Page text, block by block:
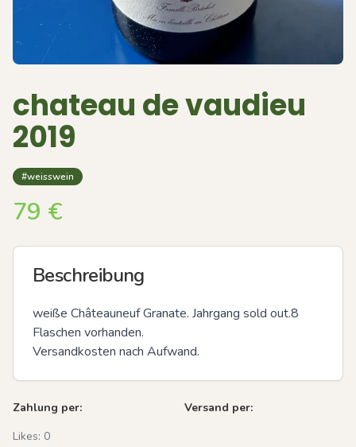
chateau de vaudieu
2019
#weisswein
79 €
Beschreibung
weiße Châteauneuf Granate. Jahrgang sold out.8
Flaschen vorhanden.
Versandkosten nach Aufwand.
Zahlung per:
Versand per:
Likes: 0